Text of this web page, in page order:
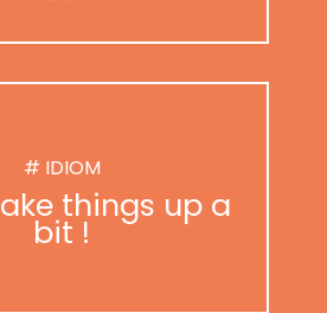
# IDIOM
things up a
bit !